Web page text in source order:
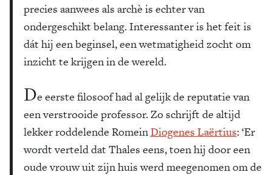
precies aanwees als archè is echter van
ondergeschikt belang. Interessanter is het feit is
dát hij een beginsel, een wetmatigheid zocht om
inzicht te krijgen in de wereld.
De eerste filosoof had al gelijk de reputatie van
een verstrooide professor. Zo schrijft de altijd
lekker roddelende RomeinDiogenes Laërtius: ‘Er
wordt verteld dat Thales eens, toen hij door een
oude vrouw uit zijn huis werd meegenomen om de